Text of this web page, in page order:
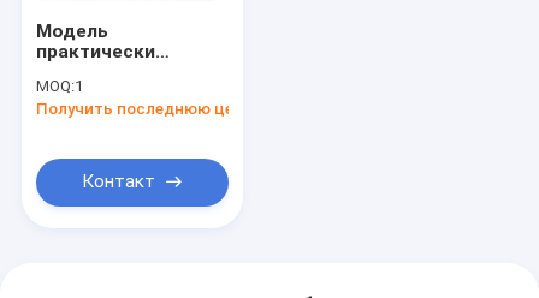
Модель
практически
лестниц пассажира
дизельная
MOQ:1
Получить последнюю цену
Контакт